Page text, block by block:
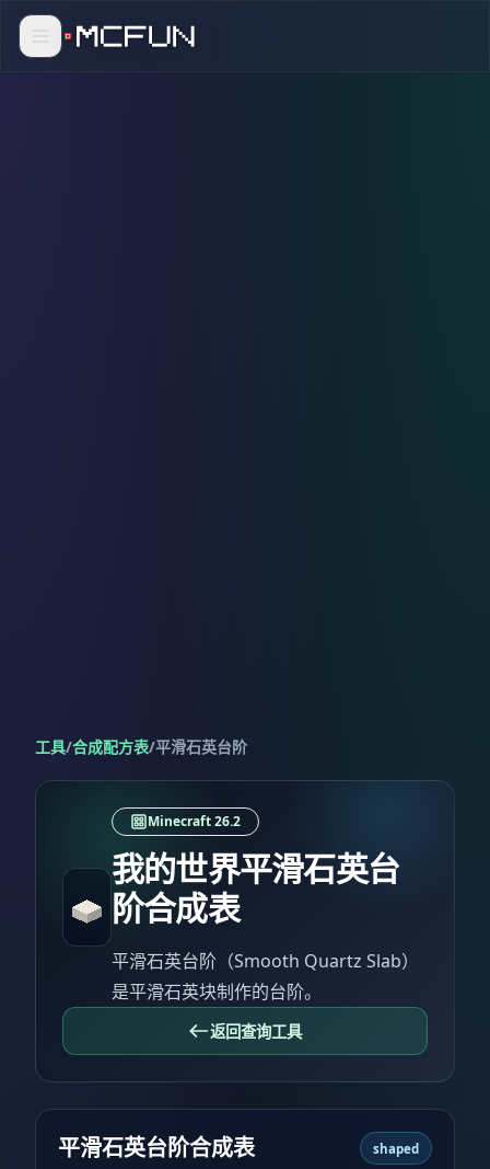
工具/合成配方表/平滑石英台阶
Minecraft 26.2
我的世界平滑石英台
阶合成表
平滑石英台阶（Smooth Quartz Slab）
是平滑石英块制作的台阶。
返回查询工具
平滑石英台阶合成表 shaped